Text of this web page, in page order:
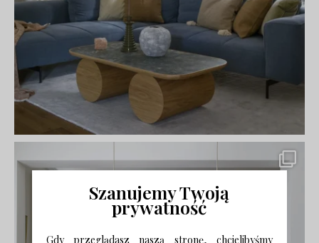
Szanujemy Twoją
prywatność
Gdy przeglądasz naszą stronę, chcielibyśmy